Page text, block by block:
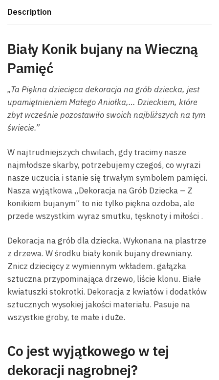
Description
Biały Konik bujany na Wieczną
Pamięć
„Ta Piękna dziecięca dekoracja na grób dziecka, jest
upamiętnieniem Małego Aniołka,… Dzieckiem, które
zbyt wcześnie pozostawiło swoich najbliższych na tym
świecie.”
W najtrudniejszych chwilach, gdy tracimy nasze
najmłodsze skarby, potrzebujemy czegoś, co wyrazi
nasze uczucia i stanie się trwałym symbolem pamięci.
Nasza wyjątkowa „Dekoracja na Grób Dziecka – Z
konikiem bujanym” to nie tylko piękna ozdoba, ale
przede wszystkim wyraz smutku, tęsknoty i miłości .
Dekoracja na grób dla dziecka. Wykonana na plastrze
z drzewa. W środku biały konik bujany drewniany.
Znicz dziecięcy z wymiennym wkładem. gałązka
sztuczna przypominająca drzewo, liście klonu. Białe
kwiatuszki stokrotki. Dekoracja z kwiatów i dodatków
sztucznych wysokiej jakości materiału. Pasuje na
wszystkie groby, te małe i duże.
Co jest wyjątkowego w tej
dekoracji nagrobnej?